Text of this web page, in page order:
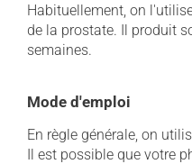
Habituellement, on
de la prostate. Il produit
semaines.
Mode d'emploi
En règle générale, on
Il est possible que votre